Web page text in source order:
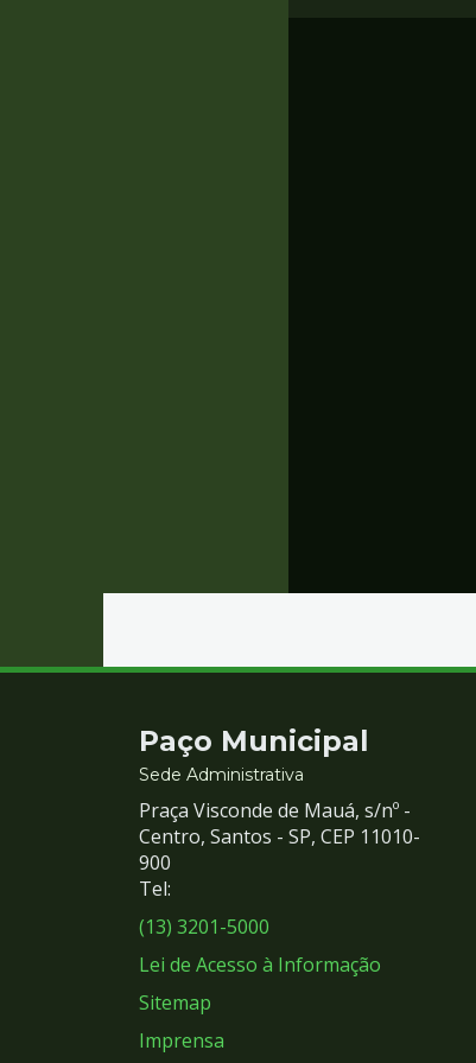
Contato
e
Redes
Sociais
Paço Municipal
Sede Administrativa
Praça Visconde de Mauá, s/nº -
Centro, Santos - SP, CEP 11010-
900
Tel:
(13) 3201-5000
Lei de Acesso à Informação
Sitemap
Imprensa